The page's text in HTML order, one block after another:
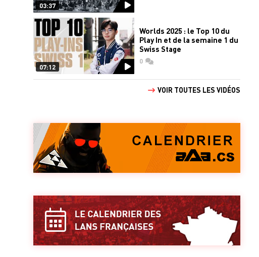
03:37
07:12
Worlds 2025 : le Top 10 du
Play In et de la semaine 1 du
Swiss Stage
0commentaires
VOIR TOUTES LES VIDÉOS